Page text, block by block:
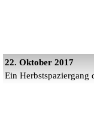
22. Oktober 2017
Ein Herbstspaziergang